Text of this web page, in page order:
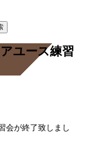
ユース練習
会が終了致しまし